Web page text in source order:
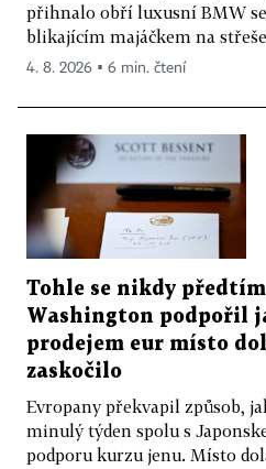
přihnalo obří luxusní BMW
blikajícím majáčkem na
4. 8. 2026 ▪ 6 min. čtení
Tohle se nikdy
Washington podpořil
prodejem eur místo
zaskočilo
Evropany překvapil způsob,
minulý týden spolu s
podporu kurzu jenu. Místo